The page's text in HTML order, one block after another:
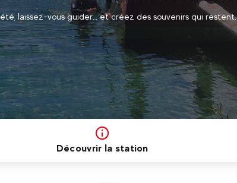
laissez-vous guider… et créez des souvenirs qui restent.
Découvrir la station